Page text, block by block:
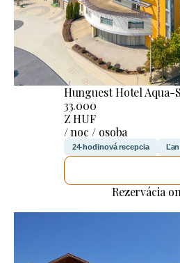
Hunguest Hotel Aqua-
33.000
Z HUF
/ noc / osoba
24-hodinová recepcia Ľan
Rezervácia